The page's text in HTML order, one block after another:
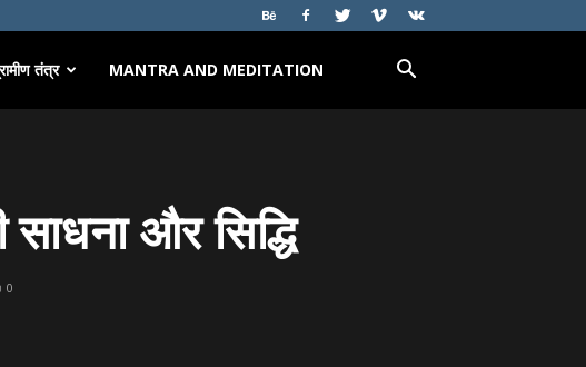
तंत्र MANTRA AND MEDITATION
साधना और सिद्धि
0